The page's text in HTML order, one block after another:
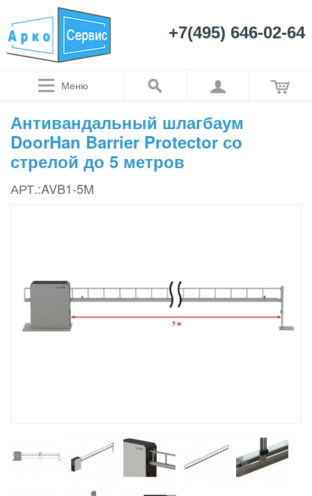
+7(495) 646-02-64
Меню
Антивандальный шлагбаум
DoorHan Barrier Protector со
стрелой до 5 метров
АРТ.:AVB1-5M